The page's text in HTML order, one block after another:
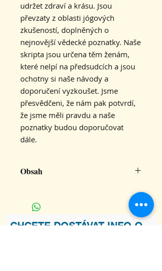
udržet zdraví a krásu. Jsou
převzaty z oblasti jógových
zkušeností, doplněných o
nejnovější vědecké poznatky. Naše
skripta jsou určena těm ženám,
které nelpí na předsudcích a jsou
ochotny si naše návody a
doporučení vyzkoušet. Jsme
přesvědčeni, že nám pak potvrdí,
že jsme měli pravdu a naše
poznatky budou doporučovat
dále.
Obsah
STÁRNOUT PŘEDČASNĚ JE ZLOZVYK
– VIZE DLOUHOVĚKOSTI
NEJSTARŠÍ ROZCVIČKA SVĚTA –
SÚRJA NAMASKÁR
CHCETE DOSTÁVAT INFO O